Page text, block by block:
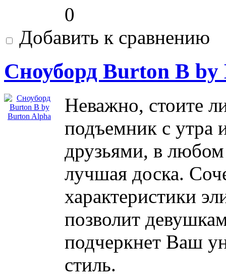
0
Добавить к сравнению
Сноуборд Burton B
Неважно, стоите
подъемник с утра
друзьями, в
лучшая доска.
характеристики
позволит
подчеркнет Ваш
стиль.